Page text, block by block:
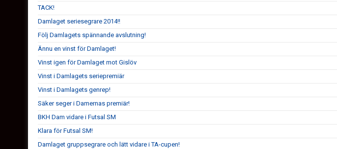
TACK!
Damlaget seriesegrare 2014!!
Följ Damlagets spännande avslutning!
Ännu en vinst för Damlaget!
Vinst igen för Damlaget mot Gislöv
Vinst i Damlagets seriepremiär
Vinst i Damlagets genrep!
Säker seger i Damernas premiär!
BKH Dam vidare i Futsal SM
Klara för Futsal SM!
Damlaget gruppsegrare och lätt vidare i TA-cupen!